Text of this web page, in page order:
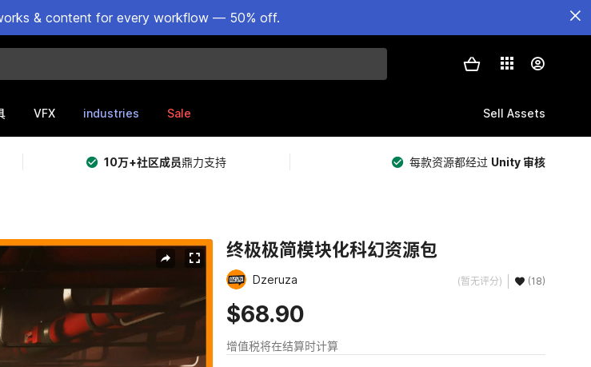
& content for every workflow — 50% off.
VFX industries Sale Sell Assets
10万+社区成员鼎力支持 每款资源都经过 Unity 审核
终极极简模块化科幻资源包
Dzeruza (暂无评分) (18)
$68.90
增值税将在结算时计算